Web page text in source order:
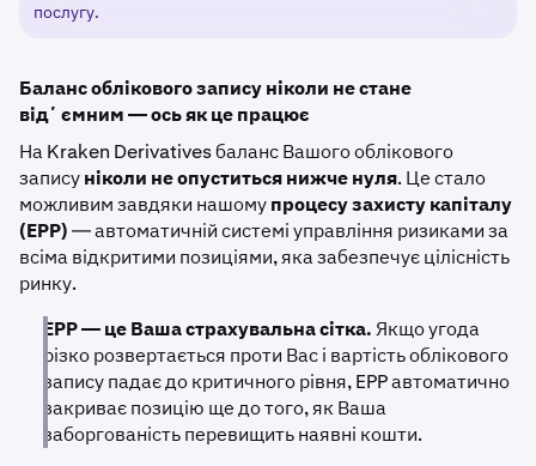
послугу.
Баланс облікового запису ніколи не стане
відʼємним — ось як це працює
На Kraken Derivatives баланс Вашого облікового
записуніколи не опуститься нижче нуля. Це стало
можливим завдяки нашомупроцесу захисту капіталу
(EPP)— автоматичній системі управління ризиками за
всіма відкритими позиціями, яка забезпечує цілісність
ринку.
EPP — це Ваша страхувальна сітка.Якщо угода
різко розвертається проти Вас і вартість облікового
запису падає до критичного рівня, EPP автоматично
закриває позицію ще до того, як Ваша
заборгованість перевищить наявні кошти.